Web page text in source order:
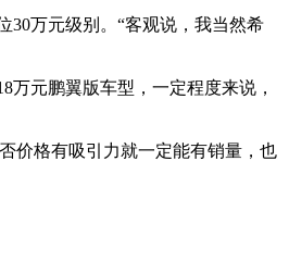
30万元级别。“客观说，我当然希
万元鹏翼版车型，一定程度来说，
价格有吸引力就一定能有销量，也